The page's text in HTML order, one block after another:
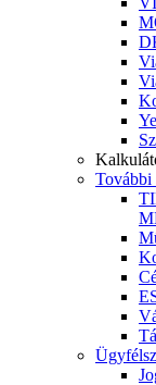
További